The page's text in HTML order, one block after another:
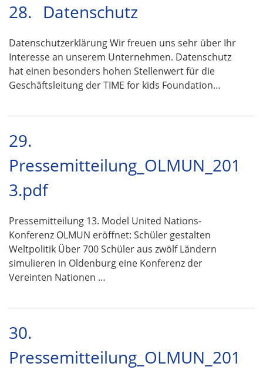
28. Datenschutz
Datenschutzerklärung Wir freuen uns sehr über Ihr
Interesse an unserem Unternehmen. Datenschutz
hat einen besonders hohen Stellenwert für die
Geschäftsleitung der TIME for kids Foundation…
29.
Pressemitteilung_OLMUN_201
3.pdf
Pressemitteilung 13. Model United Nations-
Konferenz OLMUN eröffnet: Schüler gestalten
Weltpolitik Über 700 Schüler aus zwölf Ländern
simulieren in Oldenburg eine Konferenz der
Vereinten Nationen …
30.
Pressemitteilung_OLMUN_201